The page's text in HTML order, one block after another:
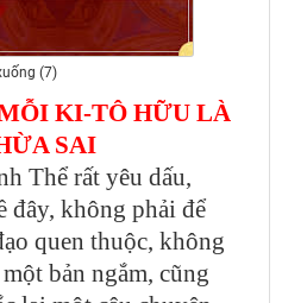
(7)
KI-TÔ HỮU LÀ
SAI
Thể rất yêu dấu,
đây, không phải để
quen thuộc, không
bản ngắm, cũng